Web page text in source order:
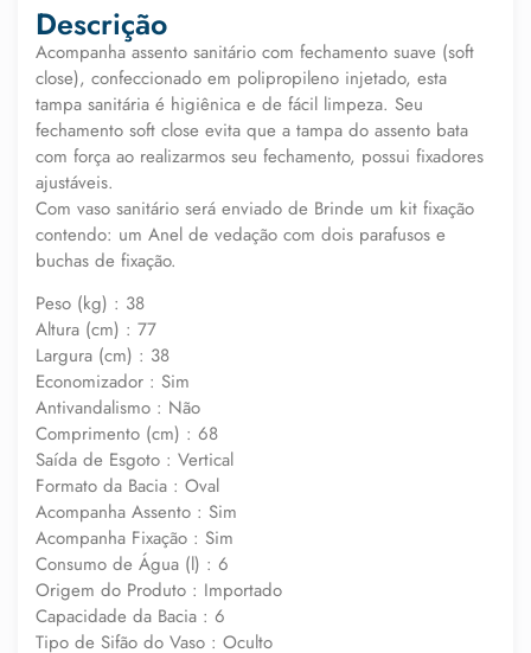
Descrição
Acompanha assento sanitário com fechamento suave (soft
close), confeccionado em polipropileno injetado, esta
tampa sanitária é higiênica e de fácil limpeza. Seu
fechamento soft close evita que a tampa do assento bata
com força ao realizarmos seu fechamento, possui fixadores
ajustáveis.
Com vaso sanitário será enviado de Brinde um kit fixação
contendo: um Anel de vedação com dois parafusos e
buchas de fixação.
Peso (kg) : 38
Altura (cm) : 77
Largura (cm) : 38
Economizador : Sim
Antivandalismo : Não
Comprimento (cm) : 68
Saída de Esgoto : Vertical
Formato da Bacia : Oval
Acompanha Assento : Sim
Acompanha Fixação : Sim
Consumo de Água (l) : 6
Origem do Produto : Importado
Capacidade da Bacia : 6
Tipo de Sifão do Vaso : Oculto